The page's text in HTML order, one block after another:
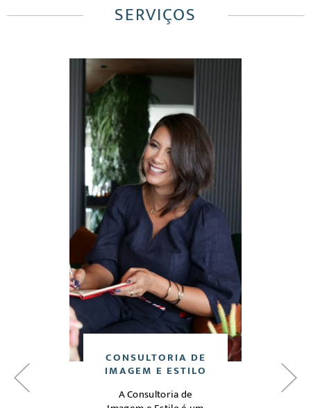
SERVIÇOS
CONSULTORIA DE
IMAGEM E ESTILO
A Consultoria de